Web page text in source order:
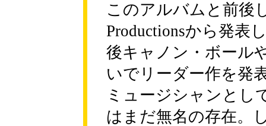
このアルバムと前後
Productionsから発表
後キャノン・ボール
いでリーダー作を発
ミュージシャンとし
はまだ無名の存在。